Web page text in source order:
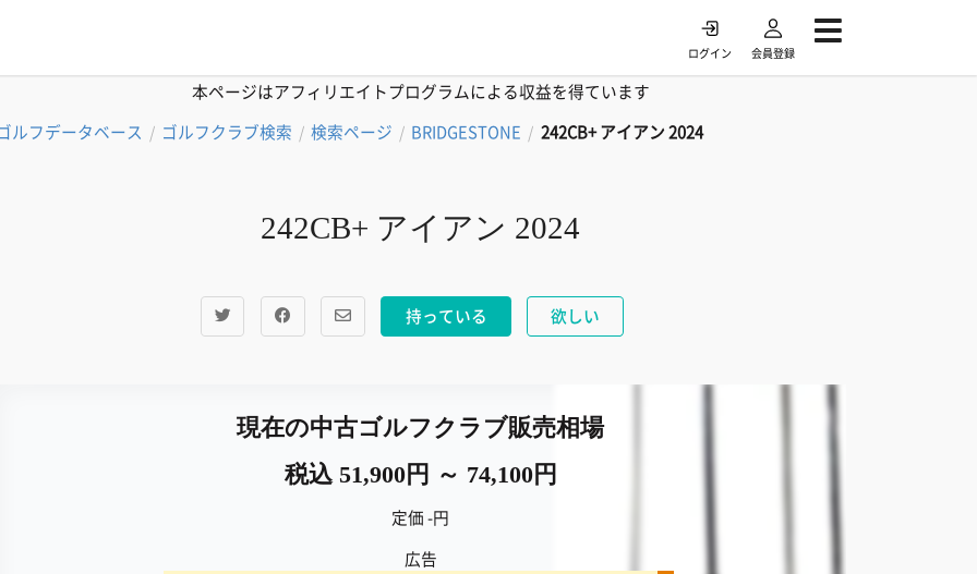
ログイン 会員登録
本ページはアフィリエイトプログラムによる収益を得ています
ルフデータベース / ゴルフクラブ検索 / 検索ページ / BRIDGESTONE / 242CB+ アイアン 2024
242CB+ アイアン 2024
持っている 欲しい
現在の中古ゴルフクラブ販売相場
税込 51,900円 ～ 74,100円
定価 -円
広告